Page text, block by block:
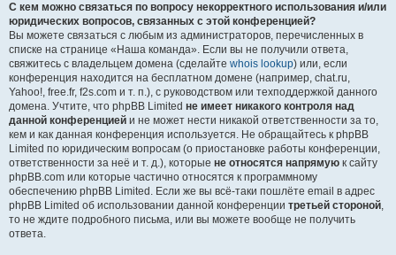
С кем можно связаться по вопросу некорректного использования и/или
юридических вопросов, связанных с этой конференцией?
Вы можете связаться с любым из администраторов, перечисленных в
списке на странице «Наша команда». Если вы не получили ответа,
свяжитесь с владельцем домена (сделайте whois lookup) или, если
конференция находится на бесплатном домене (например, chat.ru,
Yahoo!, free.fr, f2s.com и т. п.), с руководством или техподдержкой данного
домена. Учтите, что phpBB Limited не имеет никакого контроля над
данной конференцией и не может нести никакой ответственности за то,
кем и как данная конференция используется. Не обращайтесь к phpBB
Limited по юридическим вопросам (о приостановке работы конференции,
ответственности за неё и т. д.), которые не относятся напрямую к сайту
phpBB.com или которые частично относятся к программному
обеспечению phpBB Limited. Если же вы всё-таки пошлёте email в адрес
phpBB Limited об использовании данной конференции третьей стороной,
то не ждите подробного письма, или вы можете вообще не получить
ответа.